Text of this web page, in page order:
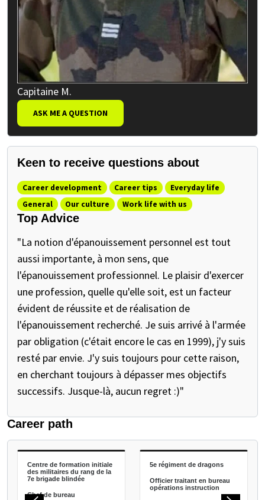
Capitaine M.
ASK ME A QUESTION
Keen to receive questions about
Career development Career tips
Everyday life
General
Our culture Work life with us
Top Advice
"La notion d'épanouissement personnel est tout
aussi importante, à mon sens, que
l'épanouissement professionnel. Le plaisir d'exercer
une profession, quelle qu'elle soit, est un facteur
évident de réussite et de réalisation de
l'épanouissement recherché. Je suis arrivé à l'armée
par obligation (c'était encore le cas en 1999), j'y suis
resté par envie. J'y suis toujours pour cette raison,
en cherchant toujours à dépasser mes objectifs
successifs. Jusque-là, aucun regret :)"
Career path
PAUSE THE PROCEEDING CAROUSEL
Centre de formation initiale
des militaires du rang de la
7e brigade blindée
Chef de bureau
5e régiment de dragons
Officier traitant en bureau
opérations instruction